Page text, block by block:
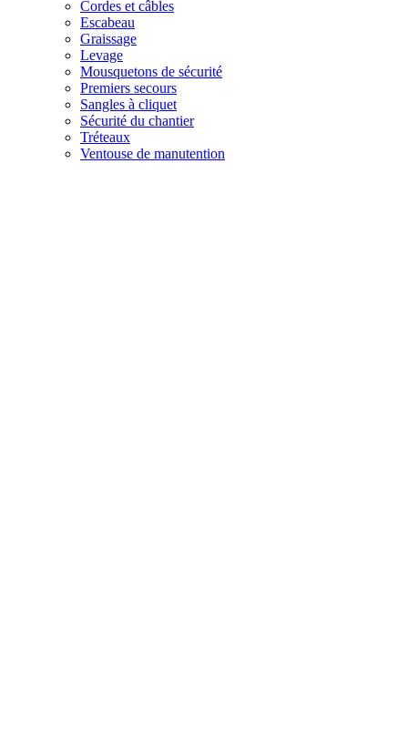
Cordes et câbles
Escabeau
Graissage
Levage
Mousquetons de sécurité
Premiers secours
Sangles à cliquet
Sécurité du chantier
Tréteaux
Ventouse de manutention